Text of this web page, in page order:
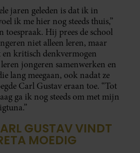
jaren geleden is dat ik in
ik me hier nog steeds thuis,”
Hij prees de school
niet alleen leren, maar
kritisch denkvermogen
jongeren samenwerken en
lang meegaan, ook nadat ze
Carl Gustav eraan toe. “Tot
ga ik nog steeds om met mijn
GUSTAV VINDT
MOEDIG